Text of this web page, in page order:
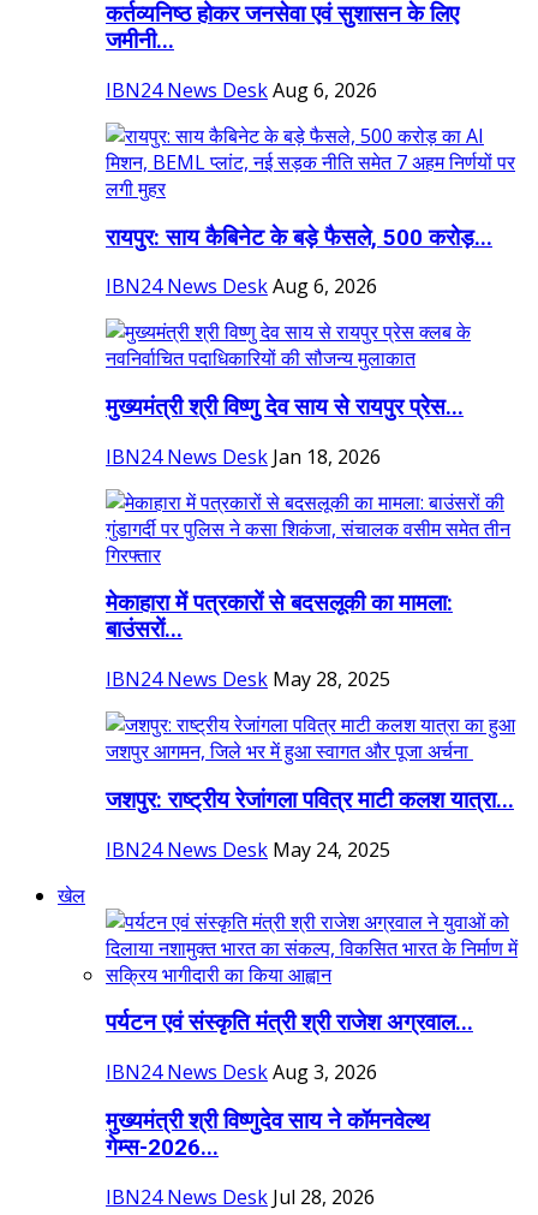
कर्तव्यनिष्ठ होकर जनसेवा एवं सुशासन के लिए
जमीनी...
IBN24 News DeskAug 6, 2026
रायपुर: साय कैबिनेट के बड़े फैसले, 500 करोड़...
IBN24 News DeskAug 6, 2026
मुख्यमंत्री श्री विष्णु देव साय से रायपुर प्रेस...
IBN24 News Desk Jan 18, 2026
मेकाहारा में पत्रकारों से बदसलूकी का मामला:
बाउंसरों...
IBN24 News Desk May 28, 2025
जशपुर: राष्ट्रीय रेजांगला पवित्र माटी कलश यात्रा...
IBN24 News Desk May 24, 2025
खेल
पर्यटन एवं संस्कृति मंत्री श्री राजेश अग्रवाल...
IBN24 News DeskAug 3, 2026
मुख्यमंत्री श्री विष्णुदेव साय ने कॉमनवेल्थ
गेम्स-2026...
IBN24 News Desk Jul 28, 2026